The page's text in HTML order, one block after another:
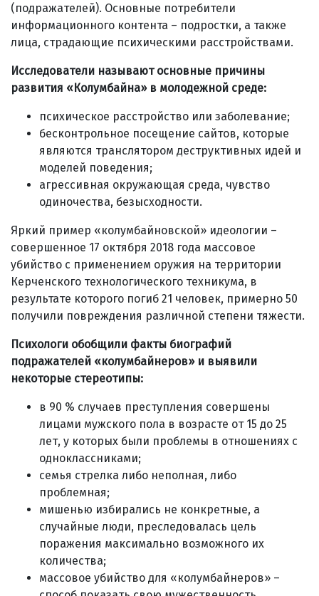
(подражателей). Основные потребители
информационного контента – подростки, а также
лица, страдающие психическими расстройствами.
Исследователи называют основные причины
развития «Колумбайна» в молодежной среде:
психическое расстройство или заболевание;
бесконтрольное посещение сайтов, которые
являются транслятором деструктивных идей и
моделей поведения;
агрессивная окружающая среда, чувство
одиночества, безысходности.
Яркий пример «колумбайновской» идеологии –
совершенное 17 октября 2018 года массовое
убийство с применением оружия на территории
Керченского технологического техникума, в
результате которого погиб 21 человек, примерно 50
получили повреждения различной степени тяжести.
Психологи обобщили факты биографий
подражателей «колумбайнеров» и выявили
некоторые стереотипы:
в 90 % случаев преступления совершены
лицами мужского пола в возрасте от 15 до 25
лет, у которых были проблемы в отношениях с
одноклассниками;
семья стрелка либо неполная, либо
проблемная;
мишенью избирались не конкретные, а
случайные люди, преследовалась цель
поражения максимально возможного их
количества;
массовое убийство для «колумбайнеров» –